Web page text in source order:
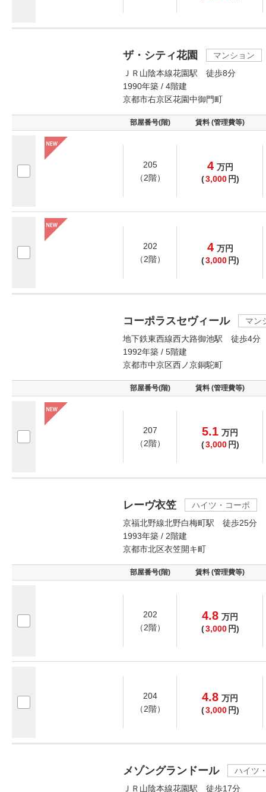
ザ・シティ花園
マンション
ＪＲ山陰本線花園駅 徒歩8分
1990年築 / 4階建
京都市右京区花園中御門町
部屋番号(階) 賃料 (管理費等)
205
（2階）
4 万円
(3,000 円)
202
（2階）
4 万円
(3,000 円)
コーポラスセヴィール
マン
地下鉄東西線西大路御池駅 徒歩4分
1992年築 / 5階建
京都市中京区西ノ京銅駝町
部屋番号(階) 賃料 (管理費等)
207
（2階）
5.1 万円
(3,000 円)
レーヴ衣笠
ハイツ・コーポ
京福北野線北野白梅町駅 徒歩25分
1993年築 / 2階建
京都市北区衣笠開キ町
部屋番号(階) 賃料 (管理費等)
202
（2階）
4.8 万円
(3,000 円)
204
（2階）
4.8 万円
(3,000 円)
メゾングランドール
ハイツ
ＪＲ山陰本線花園駅 徒歩17分